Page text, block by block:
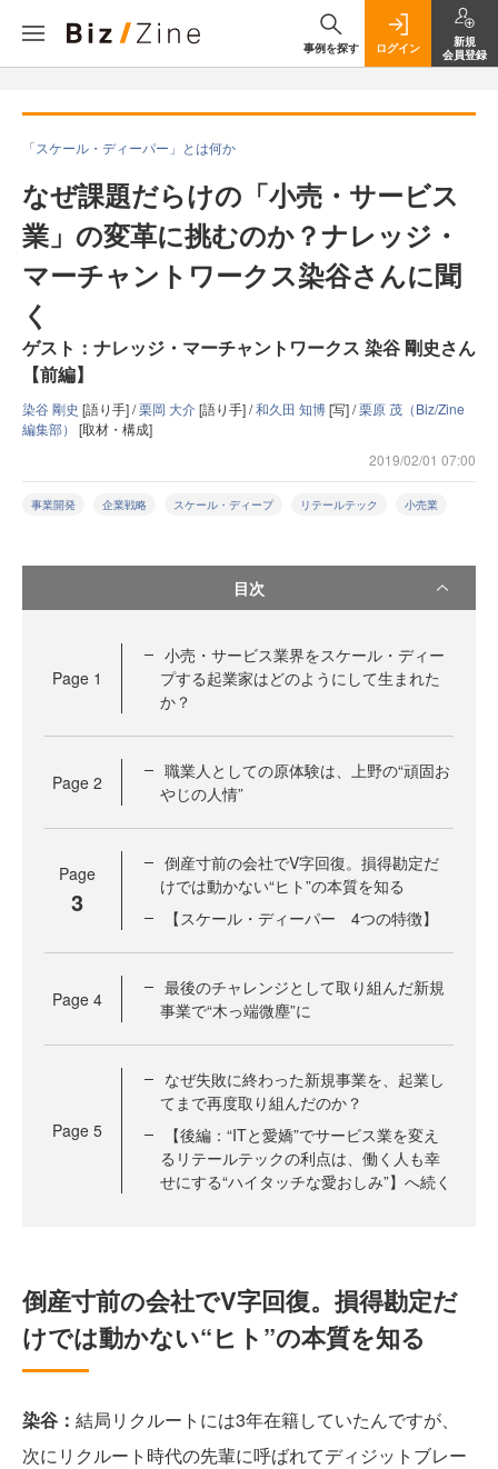
事例を探す ログイン
新規
会員登録
「スケール・ディーパー」とは何か
なぜ課題だらけの「小売・サービス
業」の変革に挑むのか？ナレッジ・
マーチャントワークス染谷さんに聞
く
ゲスト：ナレッジ・マーチャントワークス 染谷 剛史さん
【前編】
染谷 剛史 [語り手] /栗岡 大介[語り手] /和久田 知博[写] /栗原 茂（Biz/Zine
編集部） [取材・構成]
2019/02/01 07:00
事業開発 企業戦略 スケール・ディープ リテールテック 小売業
目次
Page 1
小売・サービス業界をスケール・ディー
プする起業家はどのようにして生まれた
か？
Page 2
職業人としての原体験は、上野の“頑固お
やじの人情”
Page
3
倒産寸前の会社でV字回復。損得勘定だ
けでは動かない“ヒト”の本質を知る
【スケール・ディーパー 4つの特徴】
Page 4
最後のチャレンジとして取り組んだ新規
事業で“木っ端微塵”に
Page 5
なぜ失敗に終わった新規事業を、起業し
てまで再度取り組んだのか？
【後編：“ITと愛嬌”でサービス業を変え
るリテールテックの利点は、働く人も幸
せにする“ハイタッチな愛おしみ”】へ続く
倒産寸前の会社でV字回復。損得勘定だ
けでは動かない“ヒト”の本質を知る
染谷： 結局リクルートには3年在籍していたんですが、
次にリクルート時代の先輩に呼ばれてディジットブレー